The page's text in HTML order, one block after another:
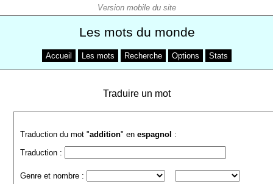
Les mots du monde
Accueil Les mots Recherche Options Stats
Traduire un mot
Traduction du mot "addition" enespagnol :
Traduction :
Genre et nombre :